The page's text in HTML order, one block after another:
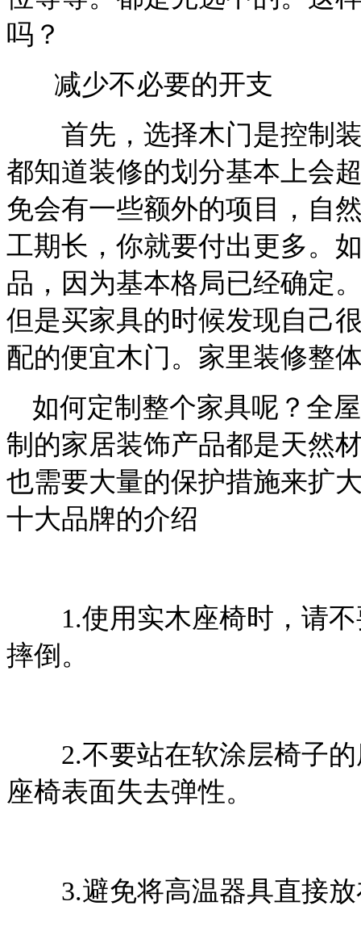
吗？
减少不必要的开支
首先，选择木门是控制
都知道装修的划分基本上会
免会有一些额外的项目，自
工期长，你就要付出更多。
品，因为基本格局已经确定
但是买家具的时候发现自己
配的便宜木门。家里装修整
如何定制整个家具呢？全
制的家居装饰产品都是天然
也需要大量的保护措施来扩
十大品牌的介绍
1.使用实木座椅时，请
摔倒。
2.不要站在软涂层椅子
座椅表面失去弹性。
3.避免将高温器具直接